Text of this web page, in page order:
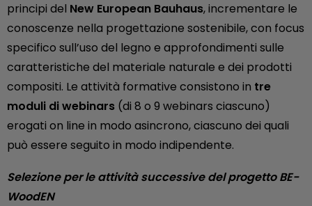
principi del New European Bauhaus, incrementare le
conoscenze nella progettazione sostenibile, con focus
specifico sull’uso del legno e approfondimenti sulle
caratteristiche del materiale naturale e dei prodotti
compositi. Le attività formative consistono in tre
moduli di webinars (di 8 o 9 webinars ciascuno)
erogati on line in modo asincrono, ciascuno dei quali
può essere seguito in modo indipendente.
Selezione per le attività successive del progetto BE-
WoodEN